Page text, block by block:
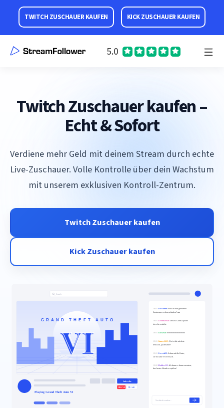
TWITCH ZUSCHAUER KAUFEN KICK ZUSCHAUER KAUFEN
5.0
Twitch Zuschauer kaufen –
Echt & Sofort
Verdiene mehr Geld mit deinem Stream durch echte
Live-Zuschauer. Volle Kontrolle über dein Wachstum
mit unserem exklusiven Kontroll-Zentrum.
Twitch Zuschauer kaufen
Kick Zuschauer kaufen